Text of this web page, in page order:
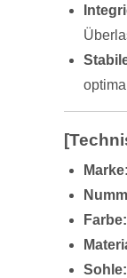
Marke:
Farbe:
Sohle: